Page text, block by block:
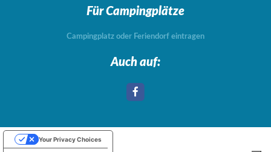
Für Campingplätze
Campingplatz oder Feriendorf eintragen
Auch auf:
Your Privacy Choices